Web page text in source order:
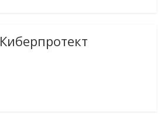
Киберпротект